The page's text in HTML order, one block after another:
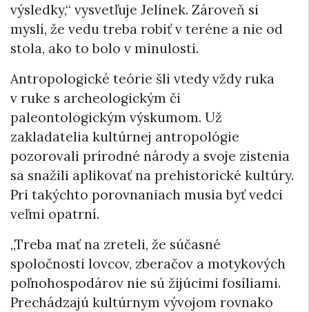
výsledky,“ vysvetľuje Jelínek. Zároveň si
myslí, že vedu treba robiť v teréne a nie od
stola, ako to bolo v minulosti.
Antropologické teórie šli vtedy vždy ruka
v ruke s archeologickým či
paleontologickým výskumom. Už
zakladatelia kultúrnej antropológie
pozorovali prírodné národy a svoje zistenia
sa snažili aplikovať na prehistorické kultúry.
Pri takýchto porovnaniach musia byť vedci
veľmi opatrní.
„Treba mať na zreteli, že súčasné
spoločnosti lovcov, zberačov a motykových
poľnohospodárov nie sú žijúcimi fosíliami.
Prechádzajú kultúrnym vývojom rovnako